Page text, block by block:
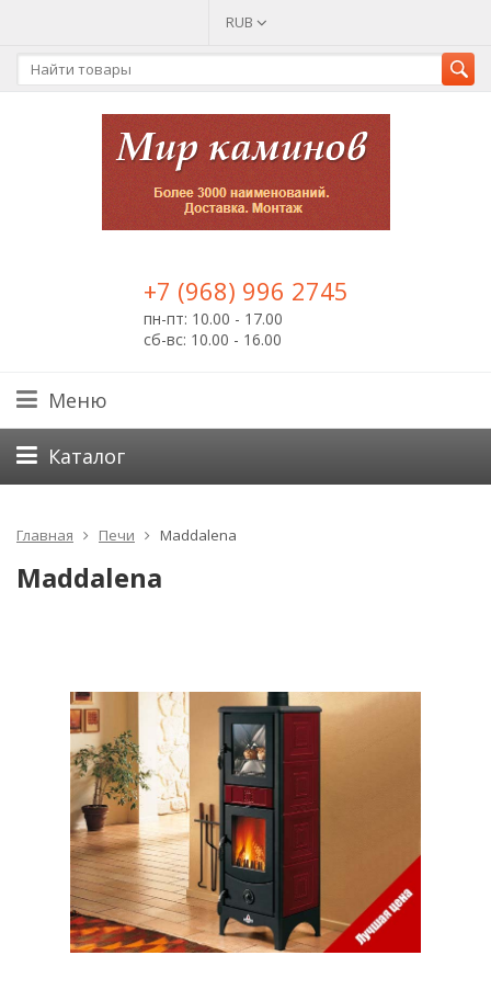
RUB
+7 (968) 996 2745
пн-пт: 10.00 - 17.00
сб-вс: 10.00 - 16.00
Меню
Каталог
Главная Печи Maddalena
Maddalena